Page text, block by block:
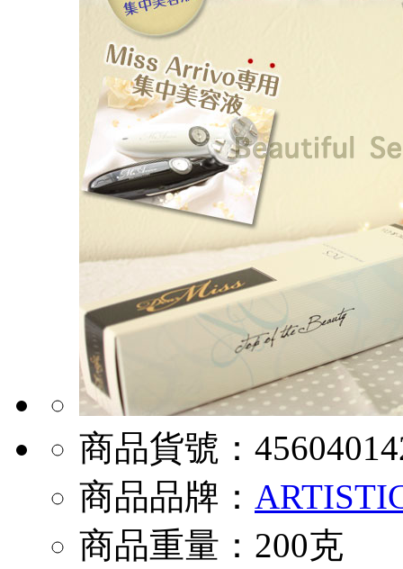
商品貨號：
商品品牌：
商品重量： 200克